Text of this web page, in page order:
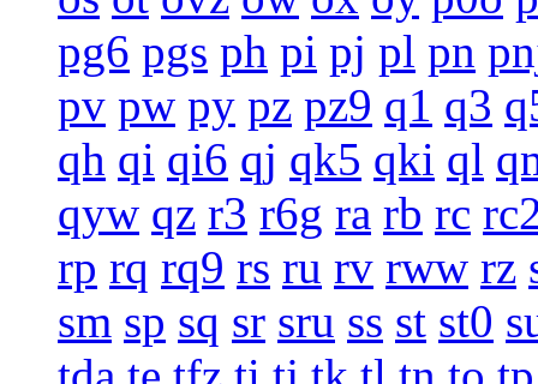
pg6 pgs ph pi pj pl pn
pv pw py pz pz9 q1 q3
qh qi qi6 qj qk5 qki ql
qyw qz r3 r6g ra rb rc
rp rq rq9 rs ru rv rww rz
sm sp sq sr sru ss st st0